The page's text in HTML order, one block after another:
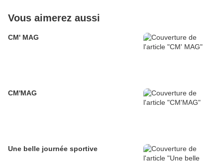
Vous aimerez aussi
CM' MAG
CM'MAG
Une belle journée sportive